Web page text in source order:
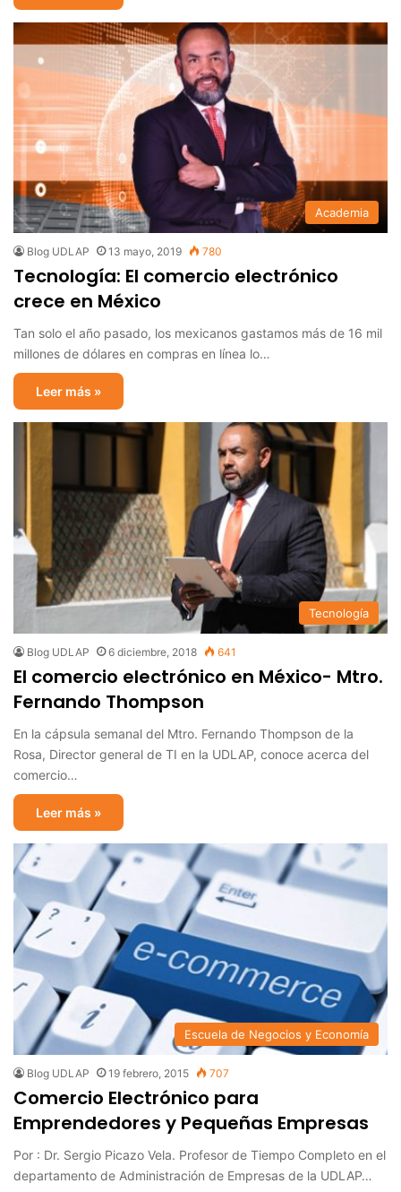
Academia
Blog UDLAP 13 mayo, 2019 780
Tecnología: El comercio electrónico
crece en México
Tan solo el año pasado, los mexicanos gastamos más de 16 mil
millones de dólares en compras en línea lo…
Leer más »
Tecnología
Blog UDLAP 6 diciembre, 2018 641
El comercio electrónico en México- Mtro.
Fernando Thompson
En la cápsula semanal del Mtro. Fernando Thompson de la
Rosa, Director general de TI en la UDLAP, conoce acerca del
comercio…
Leer más »
Escuela de Negocios y Economía
Blog UDLAP 19 febrero, 2015 707
Comercio Electrónico para
Emprendedores y Pequeñas Empresas
Por : Dr. Sergio Picazo Vela. Profesor de Tiempo Completo en el
departamento de Administración de Empresas de la UDLAP…